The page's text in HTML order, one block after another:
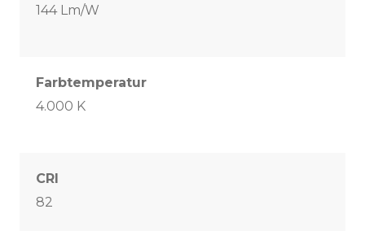
144 Lm/W
Farbtemperatur
4.000 K
CRI
82